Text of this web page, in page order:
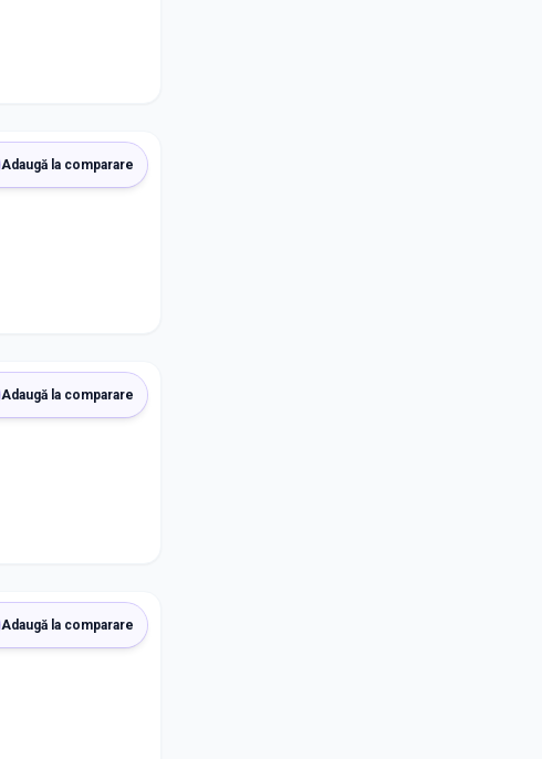
Adaugă la comparare
Adaugă la comparare
Adaugă la comparare